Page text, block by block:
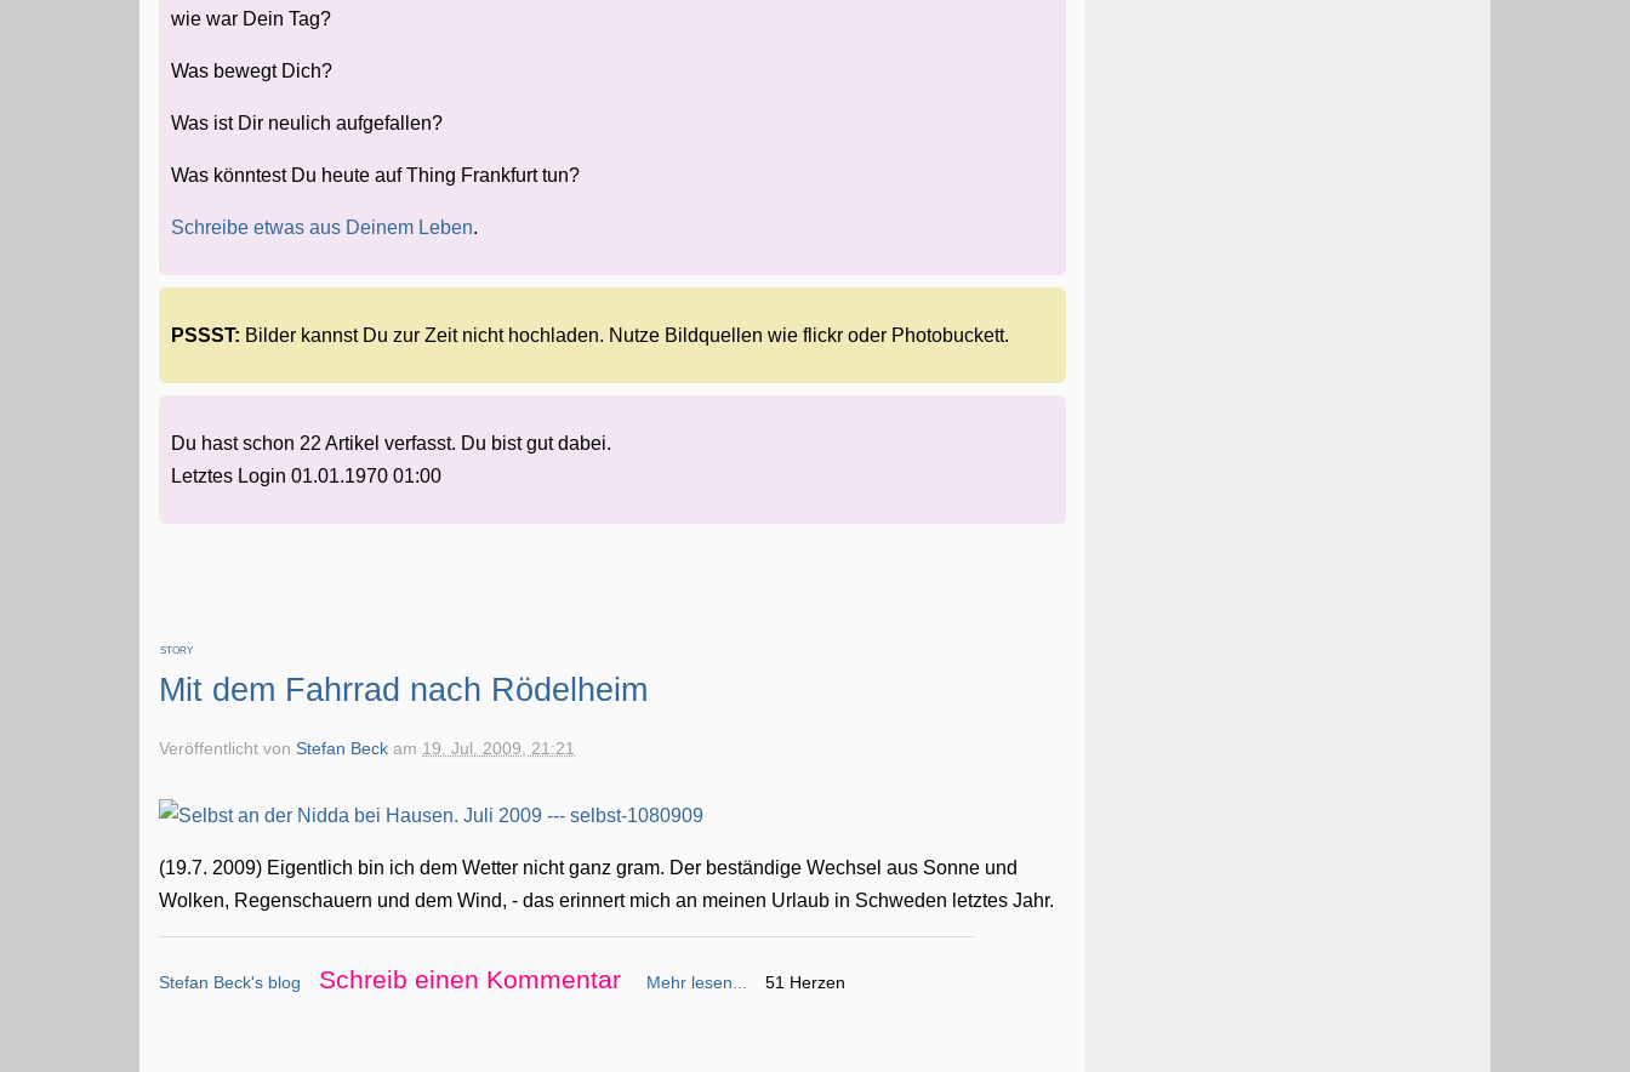
wie war Dein Tag?
Was bewegt Dich?
Was ist Dir neulich aufgefallen?
Was könntest Du heute auf Thing Frankfurt tun?
Schreibe etwas aus Deinem Leben.
PSSST: Bilder kannst Du zur Zeit nicht hochladen. Nutze Bildquellen wie flickr oder Photobuckett.
Du hast schon 22 Artikel verfasst. Du bist gut dabei.
Letztes Login 01.01.1970 01:00
STORY
Mit dem Fahrrad nach Rödelheim
Veröffentlicht vonStefan Beck am 19. Jul. 2009, 21:21
(19.7. 2009) Eigentlich bin ich dem Wetter nicht ganz gram. Der beständige Wechsel aus Sonne und
Wolken, Regenschauern und dem Wind, - das erinnert mich an meinen Urlaub in Schweden letztes Jahr.
Stefan Beck's blog Schreib einen Kommentar Mehr lesen... 51 Herzen